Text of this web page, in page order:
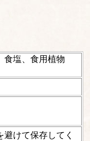
食塩、食用植物
けて保存してく